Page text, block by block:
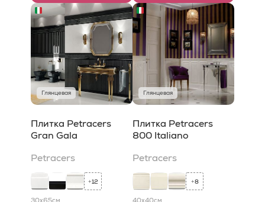
Глянцевая
Плитка Petracers
Gran Gala
Petracers
+12
30x65см
Глянцевая
Плитка Petracers
800 Italiano
Petracers
+8
40x40см